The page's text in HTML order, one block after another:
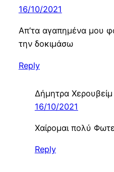
16/10/2021
Απ’τα αγαπημένα μου
την δοκιμάσω
Reply
Δήμητρα Χερουβείμ
16/10/2021
Χαίρομαι πολύ
Reply